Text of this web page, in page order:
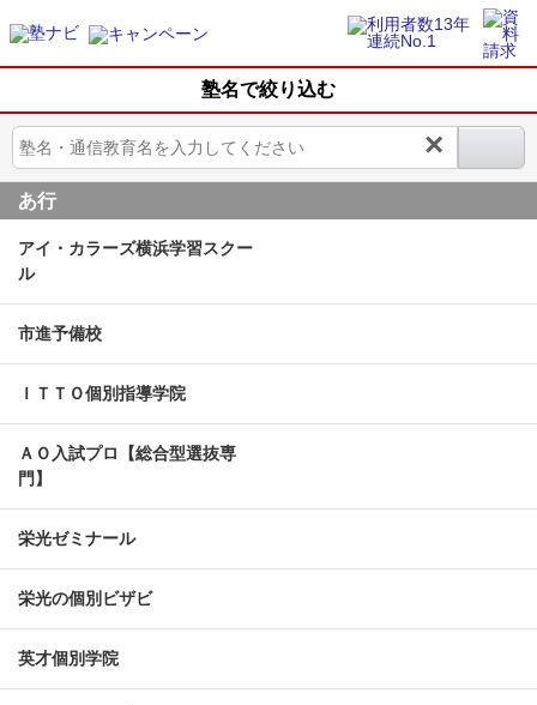
塾名で絞り込む
×
あ行
アイ・カラーズ横浜学習スクー
ル
市進予備校
ＩＴＴＯ個別指導学院
ＡＯ入試プロ【総合型選抜専
門】
栄光ゼミナール
栄光の個別ビザビ
英才個別学院